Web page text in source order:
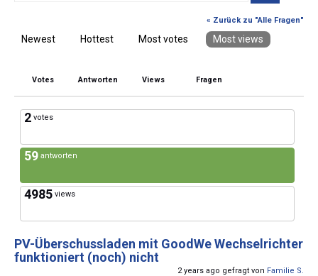
« Zurück zu "Alle Fragen"
Newest Hottest Most votes Most views
Votes Antworten Views Fragen
2 votes
59 antworten
4985 views
PV-Überschussladen mit GoodWe Wechselrichter
funktioniert (noch) nicht
2 years ago gefragt von Familie S.